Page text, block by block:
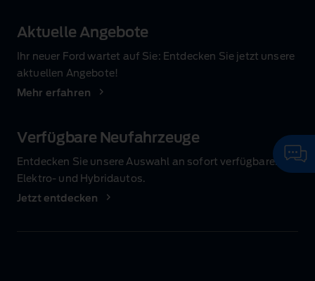
Aktuelle Angebote
Ihr neuer Ford wartet auf Sie: Entdecken Sie jetzt unsere
aktuellen Angebote!
Mehr erfahren
Verfügbare Neufahrzeuge
Entdecken Sie unsere Auswahl an sofort verfügbaren
Elektro‑ und Hybridautos.
Jetzt entdecken